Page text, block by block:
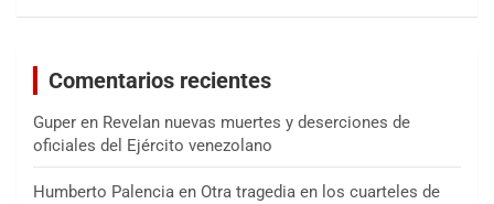
Comentarios recientes
Guper en Revelan nuevas muertes y deserciones de
oficiales del Ejército venezolano
Humberto Palencia en Otra tragedia en los cuarteles de